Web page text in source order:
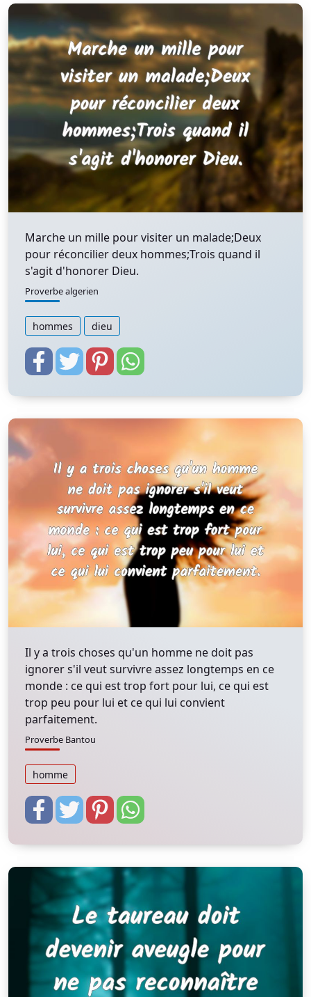
Marche un mille pour visiter un malade;Deux
pour réconcilier deux hommes;Trois quand il
s'agit d'honorer Dieu.
Proverbe algerien
hommes dieu
Il y a trois choses qu'un homme ne doit pas
ignorer s'il veut survivre assez longtemps en ce
monde : ce qui est trop fort pour lui, ce qui est
trop peu pour lui et ce qui lui convient
parfaitement.
Proverbe Bantou
homme